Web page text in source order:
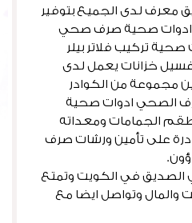
لدى الجميع بتوفير
ادوات صحية صرف صحي
تركيب فلاتر بيلر
خزانات يعمل لدى
مجموعة من الكوادر
الصحي ادوات صحية
الجمامات ومعداته
على تأمين ورشات صرف
في الكويت وتمتع
والمال وتواصل ايضا مع